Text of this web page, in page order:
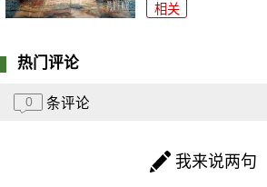
相关
热门评论
0 条评论
我来说两句